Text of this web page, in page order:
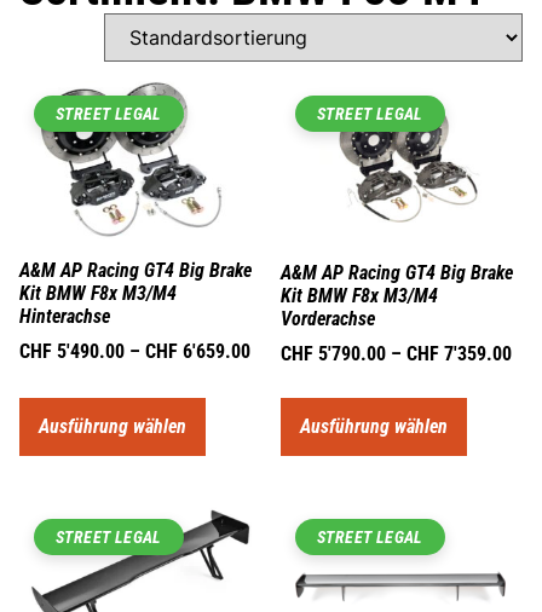
STREET LEGAL
A&M AP Racing GT4 Big Brake
Kit BMW F8x M3/M4
Hinterachse
CHF 5'490.00 – CHF 6'659.00
Ausführung wählen
STREET LEGAL
A&M AP Racing GT4 Big Brake
Kit BMW F8x M3/M4
Vorderachse
CHF 5'790.00 – CHF 7'359.00
Ausführung wählen
STREET LEGAL STREET LEGAL